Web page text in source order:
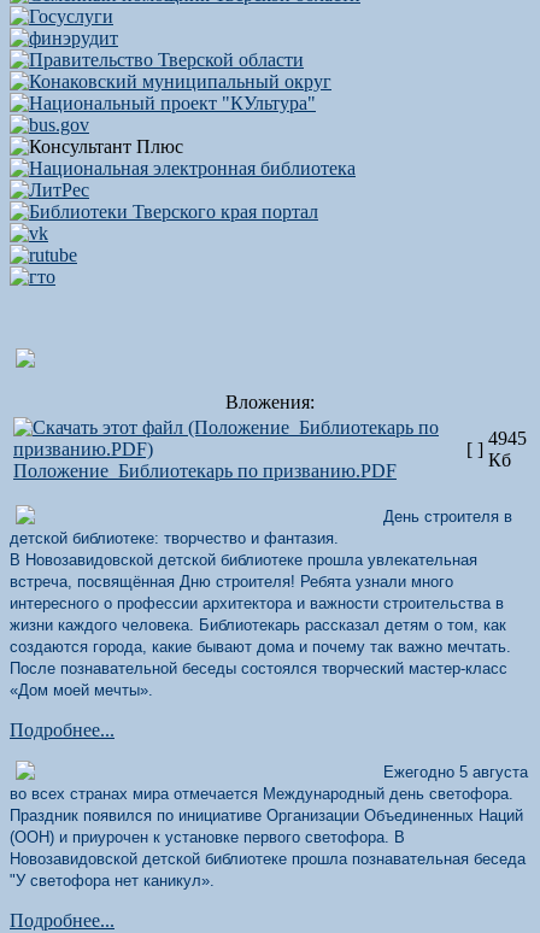
Вложения:
Положение_Библиотекарь по призванию.PDF
[ ]
4945
Кб
День строителя в
детской библиотеке: творчество и фантазия.
В Новозавидовской детской библиотеке прошла увлекательная
встреча, посвящённая Дню строителя! Ребята узнали много
интересного о профессии архитектора и важности строительства в
жизни каждого человека. Библиотекарь рассказал детям о том, как
создаются города, какие бывают дома и почему так важно мечтать.
После познавательной беседы состоялся творческий мастер-класс
«Дом моей мечты».
Подробнее...
Ежегодно 5 августа
во всех странах мира отмечается Международный день светофора.
Праздник появился по инициативе Организации Объединенных Наций
(ООН) и приурочен к установке первого светофора. В
Новозавидовской детской библиотеке прошла познавательная беседа
"У светофора нет каникул».
Подробнее...